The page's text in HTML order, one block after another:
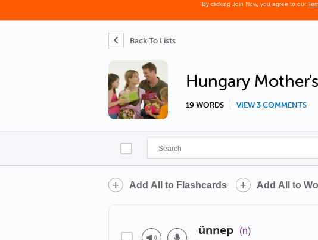
By clicking Join Now, you agree to our
Back To Lists
Hungary
19 WORDS VIEW 3 COMMENTS
Add All to Flashcards Add All to
ünnep (n)